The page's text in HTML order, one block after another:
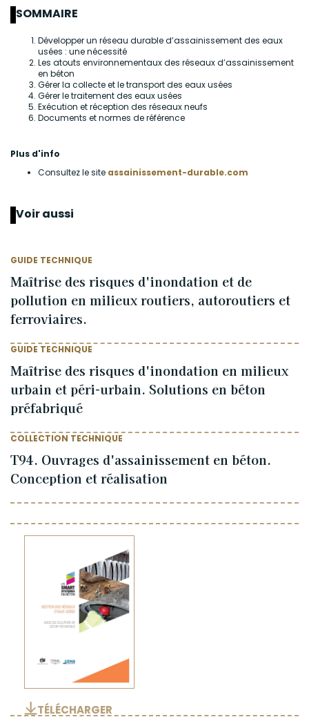
TÉLÉCHARGER
SOMMAIRE
Développer un réseau durable d’assainissement des eaux
usées : une nécessité
Les atouts environnementaux des réseaux d’assainissement
en béton
Gérer la collecte et le transport des eaux usées
Gérer le traitement des eaux usées
Exécution et réception des réseaux neufs
Documents et normes de référence
Plus d'info
Consultez le site assainissement-durable.com
Voir aussi
GUIDE TECHNIQUE
Maîtrise des risques d'inondation et de
pollution en milieux routiers, autoroutiers et
ferroviaires.
GUIDE TECHNIQUE
Maîtrise des risques d'inondation en milieux
urbain et péri-urbain. Solutions en béton
préfabriqué
COLLECTION TECHNIQUE
T94. Ouvrages d'assainissement en béton.
Conception et réalisation